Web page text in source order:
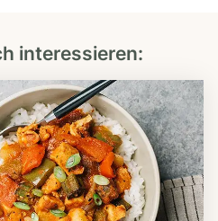
interessieren: